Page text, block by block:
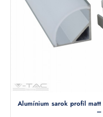
Alumínium sarok profil
–